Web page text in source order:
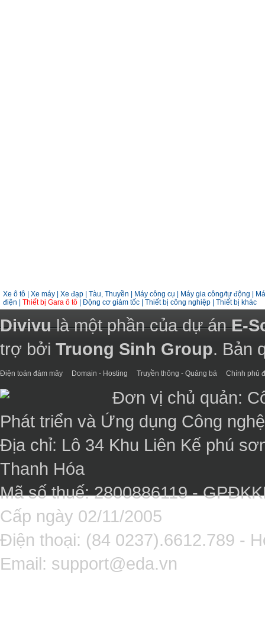
Xe ô tô Xe máy Xe đạp Tàu, Thuyền Máy công cụ Máy gia công/tự động
điện
Thiết bị Gara ô tô Động cơ giảm tốc Thiết bị công nghiệp Thiết bị khác
Divivulà một phần của dự ánE-
trợ bởi Truong Sinh Group. Bản
Điện toán đám mây Domain - Hosting Truyền thông - Quảng bá Chính phủ
Đơn vị chủ quản:
Phát triển và Ứng dụng Công
Địa chỉ: Lô 34 Khu Liên Kế phú
Thanh Hóa
Mã số thuế: 2800886119 -
Cấp ngày 02/11/2005
Điện thoại: (84 0237).6612.789 -
Email: support@eda.vn